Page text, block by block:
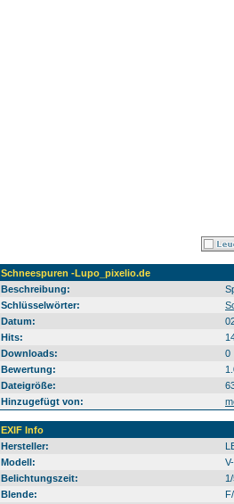
Schneespuren -Lupo_pixelio.de
Beschreibung:
Schlüsselwörter:
Datum:
Hits:
Downloads:
0
Bewertung:
Dateigröße:
Hinzugefügt von:
EXIF Info
Hersteller:
Modell:
Belichtungszeit:
Blende: